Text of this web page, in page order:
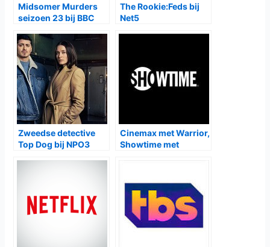
Midsomer Murders
seizoen 23 bij BBC
The Rookie:Feds bij
Net5
Zweedse detective
Top Dog bij NPO3
Cinemax met Warrior,
Showtime met